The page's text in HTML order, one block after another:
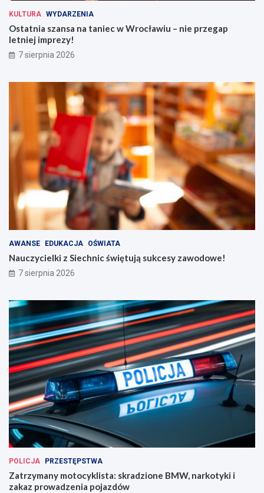
KULTURA WYDARZENIA
Ostatnia szansa na taniec w Wrocławiu – nie przegap
letniej imprezy!
7 sierpnia 2026
AWANSE EDUKACJA OŚWIATA
Nauczycielki z Siechnic świętują sukcesy zawodowe!
7 sierpnia 2026
POLICJA PRZESTĘPSTWA
Zatrzymany motocyklista: skradzione BMW, narkotyki i
zakaz prowadzenia pojazdów